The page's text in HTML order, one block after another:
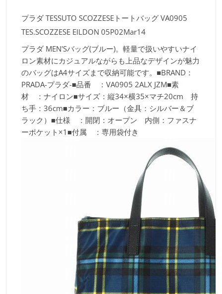
プラダ TESSUTO SCOZZESEトートバッグ VA0905
TES.SCOZZESE EILDON 05P02Mar14
プラダ MEN'Sバッグ(ブルー)。軽量で扱いやすいナイ
ロン素材にカジュアルながらも上品なデザインが魅力
のバッグはA4サイズまで収納可能です。■BRAND：
PRADA-プラダ-■品番 ：VA0905 2ALX JZM■素
材 ：ナイロン■サイズ：縦34×横35×マチ20cm 持
ち手：36cm■カラー：ブルー（金具：シルバー＆ブ
ラック）■仕様 ：開閉：オープン 内側：ファスナ
ーポケット×1■付属 ：専用袋付き